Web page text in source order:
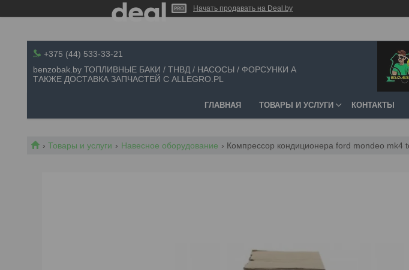
Начать продавать на Deal.by
+375 (44) 533-33-21
benzobak.by ТОПЛИВНЫЕ БАКИ / ТНВД / НАСОСЫ / ФОРСУНКИ А
ТАКЖЕ ДОСТАВКА ЗАПЧАСТЕЙ С ALLEGRO.PL
ГЛАВНАЯ ТОВАРЫ И УСЛУГИ КОНТАКТЫ
Товары и услуги Навесное оборудование Компрессор кондиционера ford mondeo mk4